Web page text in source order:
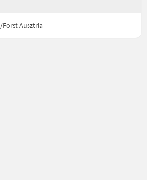
Forst Ausztria